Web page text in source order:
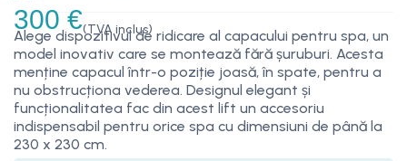
300 €(TVA inclus)
Alege dispozitivul de ridicare al capacului pentru spa, un
model inovativ care se montează fără șuruburi. Acesta
menține capacul într-o poziție joasă, în spate, pentru a
nu obstrucționa vederea. Designul elegant și
funcționalitatea fac din acest lift un accesoriu
indispensabil pentru orice spa cu dimensiuni de până la
230 x 230 cm.